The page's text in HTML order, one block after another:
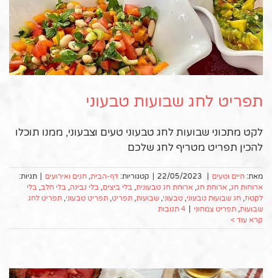
תפריט לחג שבועות טבעוני
לקט מתכוני שבועות לחג טבעוני טעים וצבעוני, ממנו תוכלו
להכין תפריט מטריף לחג שלכם
מאת: חיים וטעים 22/05/2023 קטגוריות: דף-הבית, חגים ואירועים
תגיות:
ארוחות חג, ארוחת חג, ארוחת חג טבעונית, בלי ביצים, בלי גבינה, בלי חלב, בלי
לקטוז, חג שבועות טבעוני, טבעוני, שבועות, תפריט, תפריט טבעוני, תפריט לחג
שבועות, תפריט צמחוני
4 תגובות
קרא עוד >